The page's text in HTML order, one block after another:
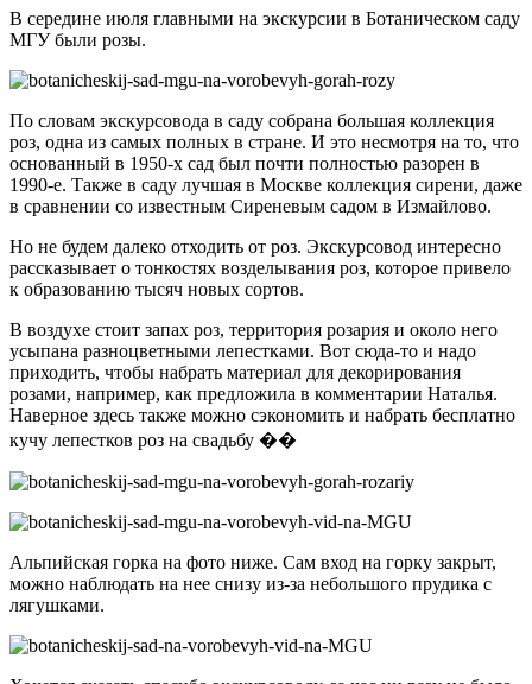
В середине июля главными на экскурсии в Ботаническом саду
МГУ были розы.
По словам экскурсовода в саду собрана большая коллекция
роз, одна из самых полных в стране. И это несмотря на то, что
основанный в 1950-х сад был почти полностью разорен в
1990-е. Также в саду лучшая в Москве коллекция сирени, даже
в сравнении со известным Сиреневым садом в Измайлово.
Но не будем далеко отходить от роз. Экскурсовод интересно
рассказывает о тонкостях возделывания роз, которое привело
к образованию тысяч новых сортов.
В воздухе стоит запах роз, территория розария и около него
усыпана разноцветными лепестками. Вот сюда-то и надо
приходить, чтобы набрать материал для декорирования
розами, например, как предложила в комментарии Наталья.
Наверное здесь также можно сэкономить и набрать бесплатно
кучу лепестков роз на свадьбу ��
Альпийская горка на фото ниже. Сам вход на горку закрыт,
можно наблюдать на нее снизу из-за небольшого прудика с
лягушками.